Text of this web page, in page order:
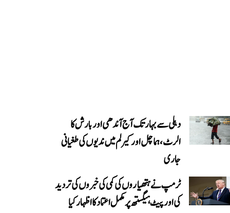
دہلی سے بہار تک آج آندھی اور بارش کا
الرٹ، ہماچل اور کیرلم میں ندیوں کی طغیانی
جاری
ٹرمپ نے ہتھیاروں کی کمی کی خبروں کی تردید
کی اور پیٹ ہیگستھ پر مکمل اعتماد کا اظہار کیا